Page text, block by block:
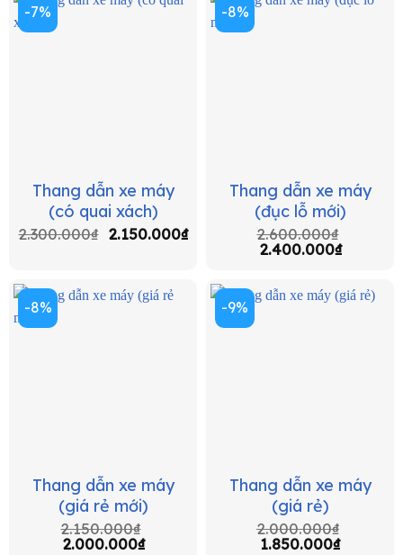
-7%
Thang dẫn xe máy
(có quai xách)
2.300.000₫ 2.150.000₫
-8%
Thang dẫn xe máy
(đục lỗ mới)
2.600.000₫
2.400.000₫
-8%
Thang dẫn xe máy
(giá rẻ mới)
2.150.000₫
2.000.000₫
-9%
Thang dẫn xe máy
(giá rẻ)
2.000.000₫
1.850.000₫